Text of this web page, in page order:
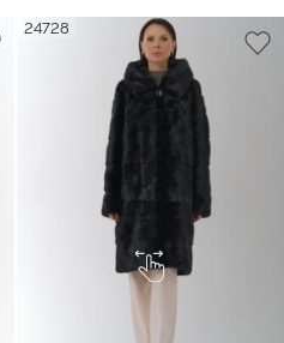
24728